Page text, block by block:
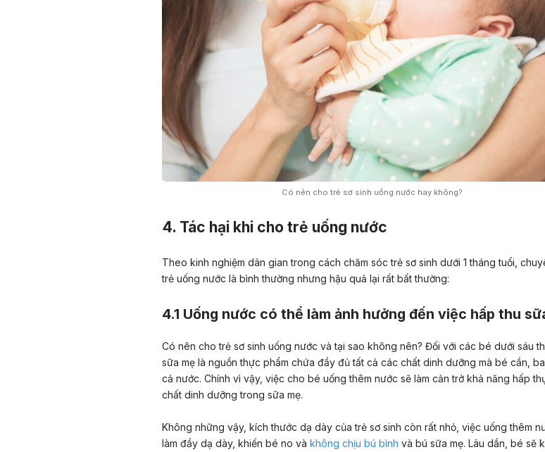
Có nên cho trẻ sơ sinh uống nước hay không?
4. Tác hại khi cho trẻ uống nước
Theo kinh nghiệm dân gian trong cách chăm sóc trẻ sơ sinh dưới 1 tháng tuổi,
trẻ uống nước là bình thường nhưng hậu quả lại rất bất thường:
4.1 Uống nước có thể làm ảnh hưởng đến việc hấp thu
Có nên cho trẻ sơ sinh uống nước và tại sao không nên? Đối với các bé dưới sáu
sữa mẹ là nguồn thực phẩm chứa đầy đủ tất cả các chất dinh dưỡng mà bé cần,
cả nước. Chính vì vậy, việc cho bé uống thêm nước sẽ làm cản trở khả năng hấp
chất dinh dưỡng trong sữa mẹ.
Không những vậy, kích thước dạ dày của trẻ sơ sinh còn rất nhỏ, việc uống thêm
làm đầy dạ dày, khiến bé no và không chịu bú bình và bú sữa mẹ. Lâu dần, bé sẽ